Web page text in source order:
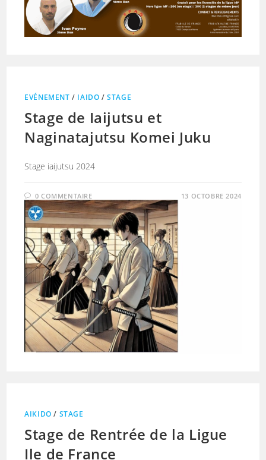
EVÉNEMENT / IAIDO /STAGE
Stage de Iaijutsu et
Naginatajutsu Komei Juku
Stage iaijutsu 2024
0 COMMENTAIRE 13 OCTOBRE 2024
AIKIDO / STAGE
Stage de Rentrée de la Ligue
Ile de France